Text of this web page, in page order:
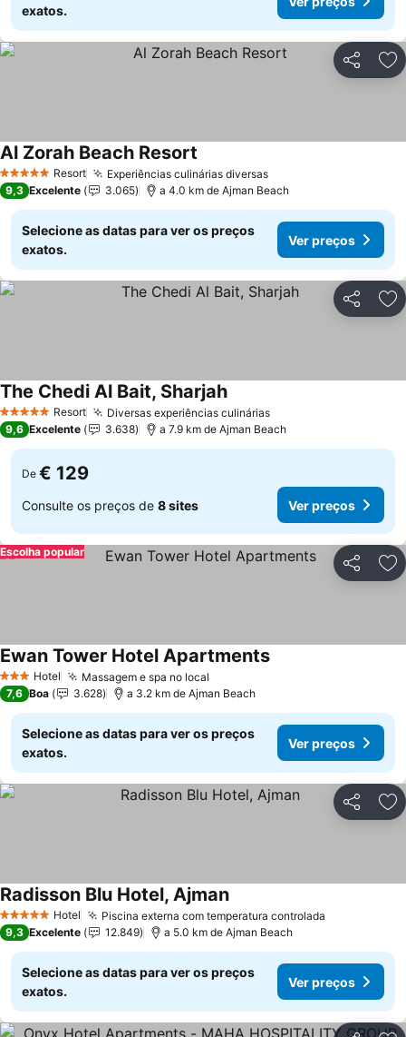
exatos.
Partilhar
5 Estrelas Resort Experiências culinárias diversas
Al Zorah Beach Resort
9,3 Excelente 3.065 a 4.0 km de Ajman Beach
Selecione as datas para ver os preços
exatos.
Ver preços
Partilhar
5 Estrelas Resort Diversas experiências culinárias
The Chedi Al Bait, Sharjah
9,6 Excelente 3.638 a 7.9 km de Ajman Beach
De € 129
Consulte os preços de 8 sites Ver preços
Partilhar
Escolha popular
3 EstrelasHotel Massagem e spa no local
Ewan Tower Hotel Apartments
7,6 Boa 3.628 a 3.2 km de Ajman Beach
Selecione as datas para ver os preços
exatos.
Ver preços
Partilhar
5 Estrelas Hotel Piscina externa com temperatura controlada
Radisson Blu Hotel, Ajman
9,3 Excelente 12.849 a 5.0 km de Ajman Beach
Selecione as datas para ver os preços
exatos.
Ver preços